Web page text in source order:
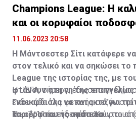
Champions League: Η
και οι κορυφαίοι
11.06.2023 20:58
Η Μάντσεστερ Σίτι κατάφερε να
στον τελικό και να σηκώσει
League της ιστορίας της, με
φτάνουν στη γη της
Γκουαρδιόλα να κατακτά για
καριέρα του το τρόπαιο.
Η UEFA, σήμερα, έδωσε στη
ενδεκάδα της φετινής σεζόν στο
Τα… 7/11 αυτής αποτελούνται
Η κορυφαία ενδεκάδα: Κουρτουά